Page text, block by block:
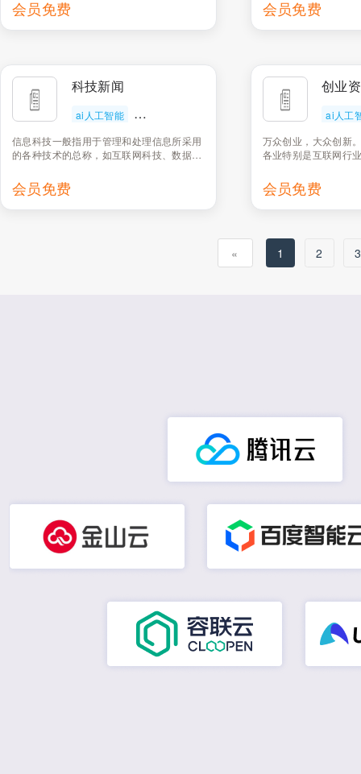
会员免费 会员免费
科技新闻
ai人工智能
写作质量评估
信息科技一般指用于管理和处理信息所采用
的各种技术的总称，如互联网科技、数据科
行业的所有新闻动态。
会员免费
创业
ai人工
万众创业，大众创新
各业特别是互联网行
会员免费
« 1 2 3